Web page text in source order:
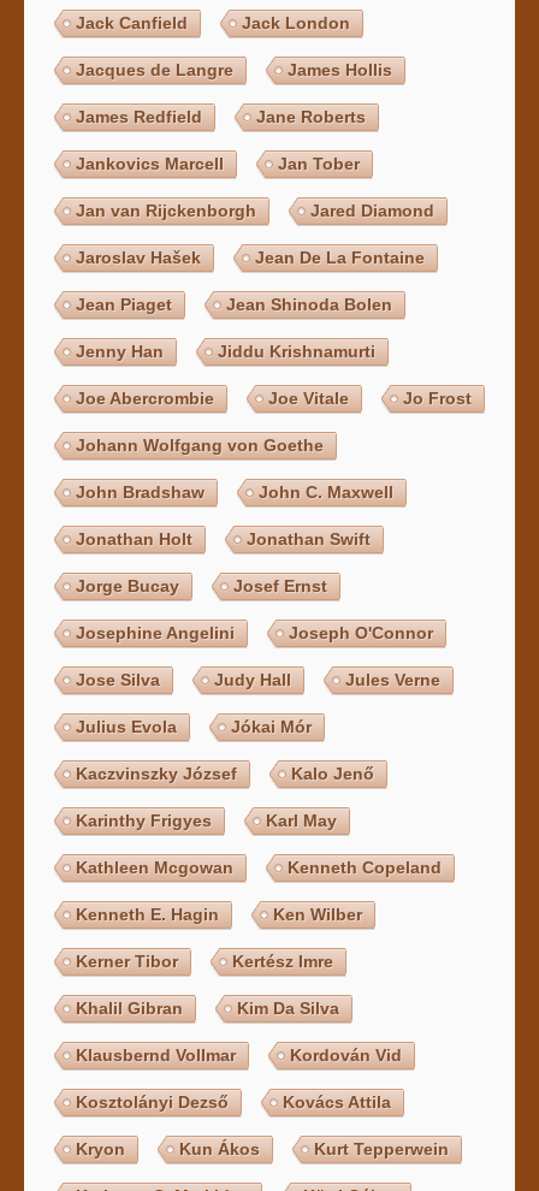
Jack Canfield Jack London
Jacques de Langre James Hollis
James Redfield Jane Roberts
Jankovics Marcell Jan Tober
Jan van Rijckenborgh Jared Diamond
Jaroslav Hašek Jean De La Fontaine
Jean Piaget Jean Shinoda Bolen
Jenny Han Jiddu Krishnamurti
Joe Abercrombie Joe Vitale Jo Frost
Johann Wolfgang von Goethe
John Bradshaw John C. Maxwell
Jonathan Holt Jonathan Swift
Jorge Bucay Josef Ernst
Josephine Angelini Joseph O'Connor
Jose Silva Judy Hall Jules Verne
Julius Evola Jókai Mór
Kaczvinszky József Kalo Jenő
Karinthy Frigyes Karl May
Kathleen Mcgowan Kenneth Copeland
Kenneth E. Hagin Ken Wilber
Kerner Tibor Kertész Imre
Khalil Gibran Kim Da Silva
Klausbernd Vollmar Kordován Vid
Kosztolányi Dezső Kovács Attila
Kryon Kun Ákos Kurt Tepperwein